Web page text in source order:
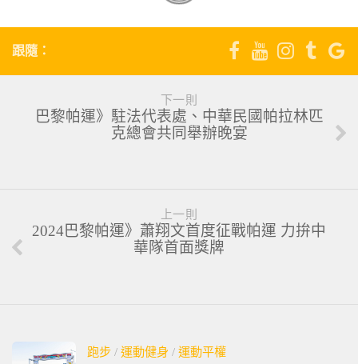
跟隨：
下一則
巴黎帕運》駐法代表處、中華民國帕拉林匹
克總會共同舉辦晚宴
上一則
2024巴黎帕運》蕭翔文首度征戰帕運 力拚中
華隊首面獎牌
跑步 / 運動健身 / 運動平權